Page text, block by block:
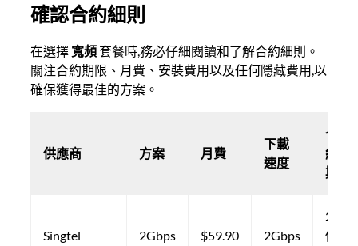
確認合約細則
在選擇 寬頻套餐時,務必仔細閱讀和了解合約細則。
關注合約期限、月費、安裝費用以及任何隱藏費用,以
確保獲得最佳的方案。
供應商 方案 月費
下載
速度
合
約
期
Singtel 2Gbps $59.90 2Gbps
24
個